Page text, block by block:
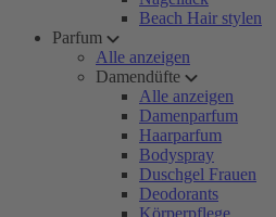
Beach Hair stylen
Parfum
Alle anzeigen
Damendüfte
Alle anzeigen
Damenparfum
Haarparfum
Bodyspray
Duschgel Frauen
Deodorants
Körperpflege